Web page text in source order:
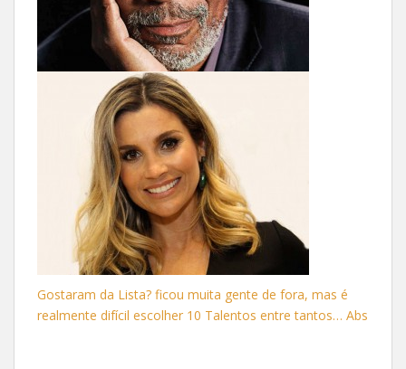
Gostaram da Lista? ficou muita gente de fora, mas é
realmente difícil escolher 10 Talentos entre tantos… Abs